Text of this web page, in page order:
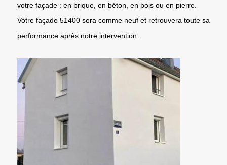
votre façade : en brique, en béton, en bois ou en pierre.
Votre façade 51400 sera comme neuf et retrouvera toute sa
performance après notre intervention.